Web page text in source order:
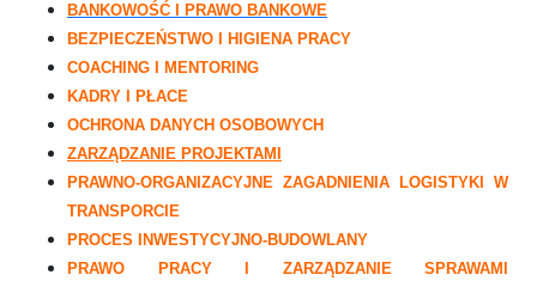
BANKOWOŚĆ I PRAWO BANKOWE
BEZPIECZEŃSTWO I HIGIENA PRACY
COACHING I MENTORING
KADRY I PŁACE
OCHRONA DANYCH OSOBOWYCH
ZARZĄDZANIE PROJEKTAMI
PRAWNO-ORGANIZACYJNE ZAGADNIENIA LOGISTYKI W
TRANSPORCIE
PROCES INWESTYCYJNO-BUDOWLANY
PRAWO PRACY I ZARZĄDZANIE SPRAWAMI